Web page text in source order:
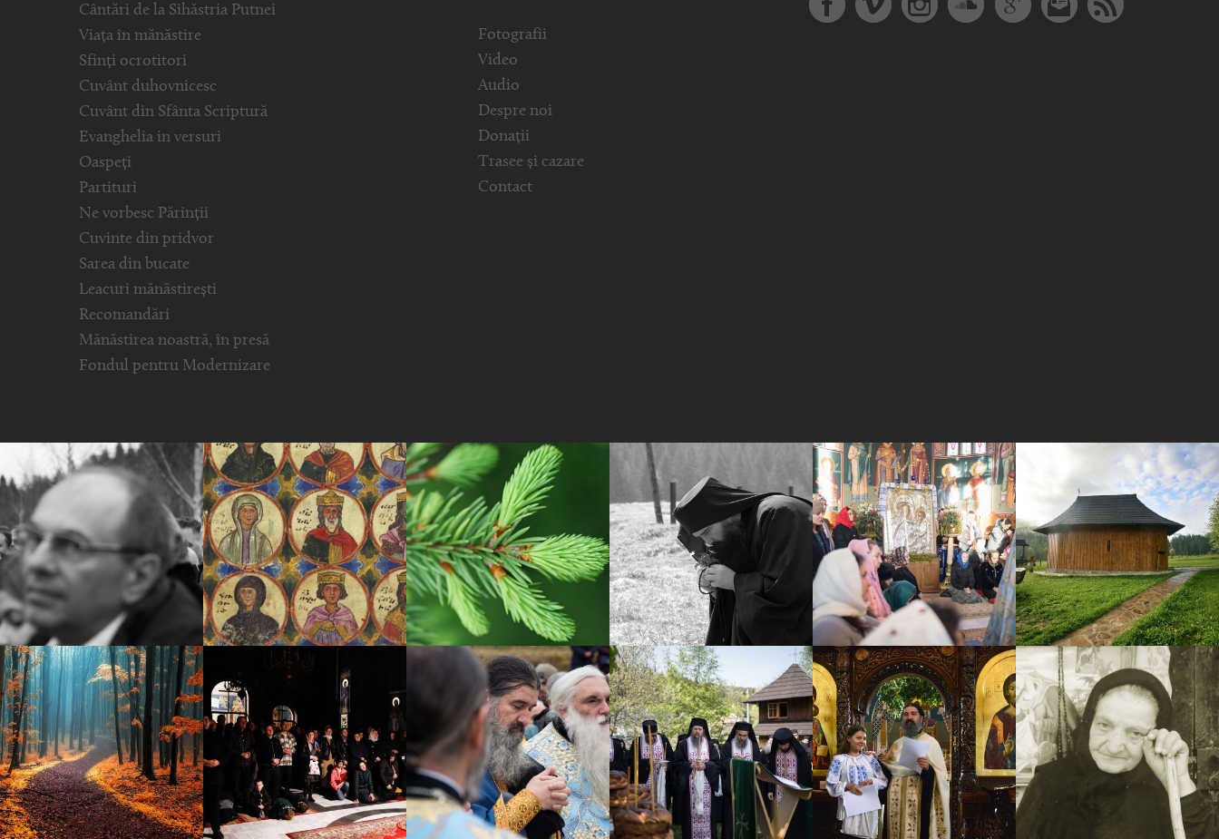
Cântări de la Sihăstria Putnei
Viața în mănăstire
Sfinți ocrotitori
Cuvânt duhovnicesc
Cuvânt din Sfânta Scriptură
Evanghelia in versuri
Oaspeți
Partituri
Ne vorbesc Părinții
Cuvinte din pridvor
Sarea din bucate
Leacuri mănăstirești
Recomandări
Mănăstirea noastră, în presă
Fondul pentru Modernizare
Fotografii
Video
Audio
Despre noi
Donații
Trasee și cazare
Contact